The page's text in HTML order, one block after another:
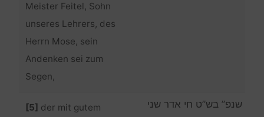
Meister Feitel, Sohn
unseres Lehrers, des
Herrn Mose, sein
Andenken sei zum
Segen,
[5] der mit gutem
שנפ” בש”ט חי אדר שני